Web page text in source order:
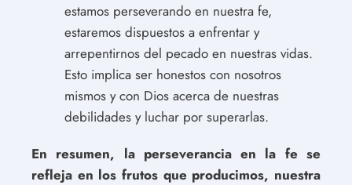
estamos perseverando en nuestra fe,
estaremos dispuestos a enfrentar y
arrepentirnos del pecado en nuestras vidas.
Esto implica ser honestos con nosotros
mismos y con Dios acerca de nuestras
debilidades y luchar por superarlas.
En resumen, la perseverancia en la fe se
refleja en los frutos que producimos, nuestra